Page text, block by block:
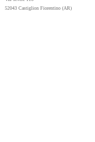
52043 Castiglion Fiorentino (AR)